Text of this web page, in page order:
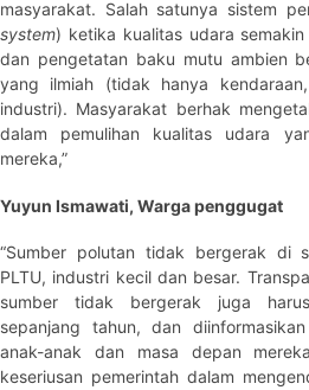
masyarakat. Salah satunya sistem
system) ketika kualitas udara
dan pengetatan baku mutu ambien
yang ilmiah (tidak hanya
industri). Masyarakat berhak
dalam pemulihan kualitas udara
mereka,”
Yuyun Ismawati, Warga penggugat
“Sumber polutan tidak bergerak di
PLTU, industri kecil dan besar.
sumber tidak bergerak juga
sepanjang tahun, dan
anak-anak dan masa depan
keseriusan pemerintah dalam